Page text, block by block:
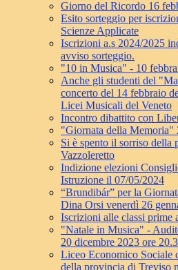
Giorno del Ricordo 16
Esito sorteggio per
Scienze Applicate
Iscrizioni a.s 2024/2025
avviso sorteggio.
"10 in Musica" - 10
Anche gli studenti del
concerto del 14 febbraio
Licei Musicali del Veneto
Incontro dibattito con
"Giornata della Memoria"
Si è spento il sorriso della
Vazzoleretto
Indizione elezioni
Istruzione il 07/05/2024
“Brundibár” per la
Dina Orsi venerdì 26
Iscrizioni alle classi prime
"Natale in Musica" -
20 dicembre 2023 ore
Liceo Economico Sociale
della provincia di Treviso